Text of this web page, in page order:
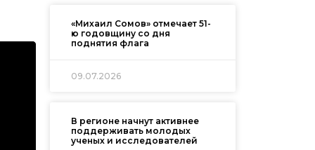
«Михаил Сомов» отмечает 51-
ю годовщину со дня
поднятия флага
09.07.2026
В регионе начнут активнее
поддерживать молодых
ученых и исследователей